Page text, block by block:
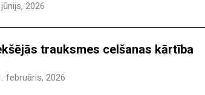
2026
trauksmes celšanas kārtība
februāris, 2026